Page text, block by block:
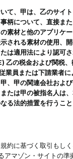
て、甲は、乙のサイ
柄について、直接ま
素材と他のアプリ
される素材の使用、
は適用法により認可
乙の税金および関税
業員または下請業者
、甲の関連会社およ
たは甲の被指名人は
る法的措置を行うこ
約に基づく取引もし
アマゾン・サイトの